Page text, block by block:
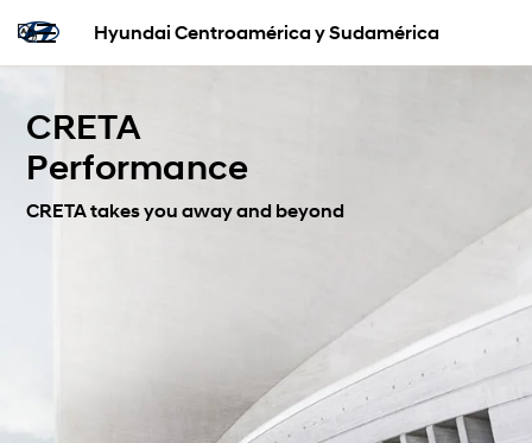
Hyundai Centroamérica y Sudamérica
CRETA
Performance
CRETA takes you away and beyond